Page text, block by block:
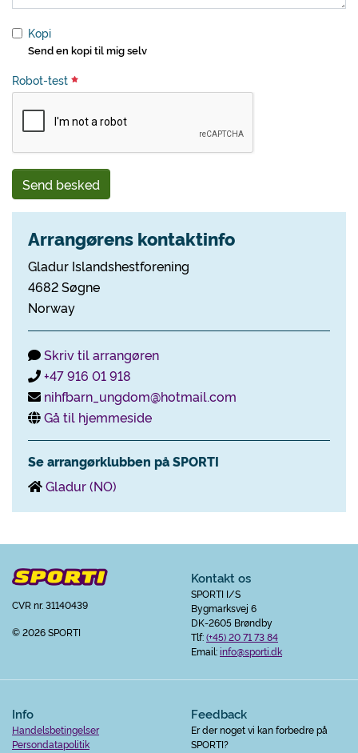
Kopi
Send en kopi til mig selv
Robot-test
Send besked
Arrangørens kontaktinfo
Gladur Islandshestforening
4682 Søgne
Norway
Skriv til arrangøren
+47 916 01 918
nihfbarn_ungdom@hotmail.com
Gå til hjemmeside
Se arrangørklubben på SPORTI
Gladur (NO)
CVR nr. 31140439
© 2026 SPORTI
Kontakt os
SPORTI I/S
Bygmarksvej 6
DK-2605 Brøndby
Tlf:(+45) 20 71 73 84
Email:info@sporti.dk
Info
Handelsbetingelser
Persondatapolitik
Feedback
Er der noget vi kan forbedre på
SPORTI?